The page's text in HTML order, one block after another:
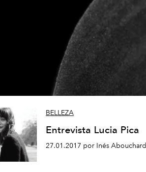
BELLEZA
Entrevista Lucia Pica
27.01.2017 por Inés Abouchard